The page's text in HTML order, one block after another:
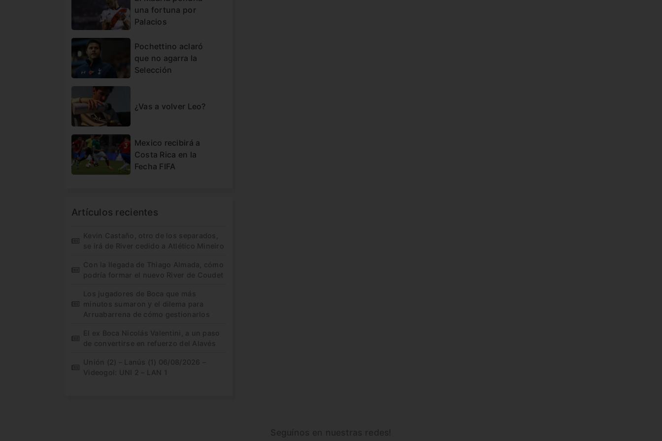
una fortuna por
Palacios
Pochettino aclaró
que no agarra la
Selección
¿Vas a volver Leo?
Mexico recibirá a
Costa Rica en la
Fecha FIFA
Artículos recientes
Kevin Castaño, otro de los separados,
se irá de River cedido a Atlético Mineiro
Con la llegada de Thiago Almada, cómo
podría formar el nuevo River de Coudet
Los jugadores de Boca que más
minutos sumaron y el dilema para
Arruabarrena de cómo gestionarlos
El ex Boca Nicolás Valentini, a un paso
de convertirse en refuerzo del Alavés
Unión (2) – Lanús (1) 06/08/2026 –
Videogol: UNI 2 – LAN 1